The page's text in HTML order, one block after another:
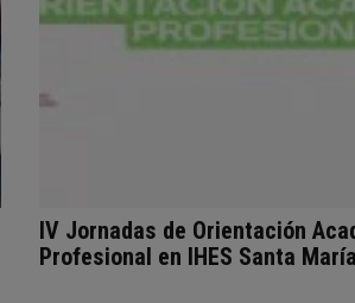
IV Jornadas de Orientación
Profesional en IHES Santa